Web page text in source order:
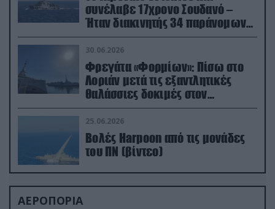
συνέλαβε 17χρονο Σουδανό –
Ήταν διακινητής 34 παράνομων
μεταναστών
30.06.2026
Φρεγάτα «Φορμίων»: Πίσω στο
Λοριάν μετά τις εξαντλητικές
θαλάσσιες δοκιμές στον
απαιτητικό Βισκαϊκό
25.06.2026
Βολές Harpoon από τις μονάδες
του ΠΝ (βίντεο)
ΑΕΡΟΠΟΡΙΑ